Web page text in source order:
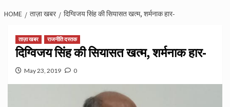
HOME ताज़ा खबर दिग्विजय सिंह की सियासत खत्म, शर्मनाक हार-
ताज़ा खबर राजनीति दस्तक
दिग्विजय सिंह की सियासत खत्म, शर्मनाक हार-
May 23, 2019 0